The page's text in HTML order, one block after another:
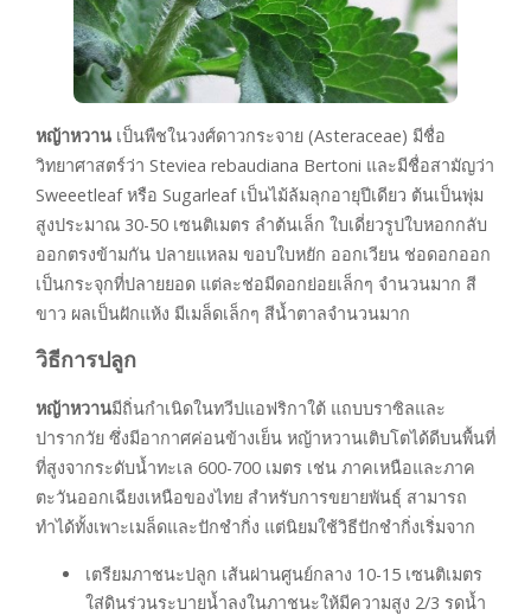
หญ้าหวาน เป็นพืชในวงศ์ดาวกระจาย (Asteraceae) มีชื่อ
วิทยาศาสตร์ว่า Steviea rebaudiana Bertoni และมีชื่อสามัญว่า
Sweeetleaf หรือ Sugarleaf เป็นไม้ล้มลุกอายุปีเดียว ต้นเป็นพุ่ม
สูงประมาณ 30-50 เซนติเมตร ลำต้นเล็ก ใบเดี่ยวรูปใบหอกกลับ
ออกตรงข้ามกัน ปลายแหลม ขอบใบหยัก ออกเวียน ช่อดอกออก
เป็นกระจุกที่ปลายยอด แต่ละช่อมีดอกย่อยเล็กๆ จำนวนมาก สี
ขาว ผลเป็นฝักแห้ง มีเมล็ดเล็กๆ สีน้ำตาลจำนวนมาก
วิธีการปลูก
หญ้าหวานมีถิ่นกำเนิดในทวีปแอฟริกาใต้ แถบบราซิลและ
ปารากวัย ซึ่งมีอากาศค่อนข้างเย็น หญ้าหวานเติบโตได้ดีบนพื้นที่
ที่สูงจากระดับน้ำทะเล 600-700 เมตร เช่น ภาคเหนือและภาค
ตะวันออกเฉียงเหนือของไทย สำหรับการขยายพันธุ์ สามารถ
ทำได้ทั้งเพาะเมล็ดและปักชำกิ่ง แต่นิยมใช้วิธีปักชำกิ่งเริ่มจาก
เตรียมภาชนะปลูก เส้นผ่านศูนย์กลาง 10-15 เซนติเมตร
ใส่ดินร่วนระบายน้ำลงในภาชนะให้มีความสูง 2/3 รดน้ำ